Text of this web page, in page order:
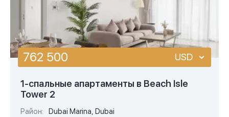
1-спальные апартаменты в Beach Isle
Tower 2
Район:
Dubai Marina, Dubai
762 500 USD
USD